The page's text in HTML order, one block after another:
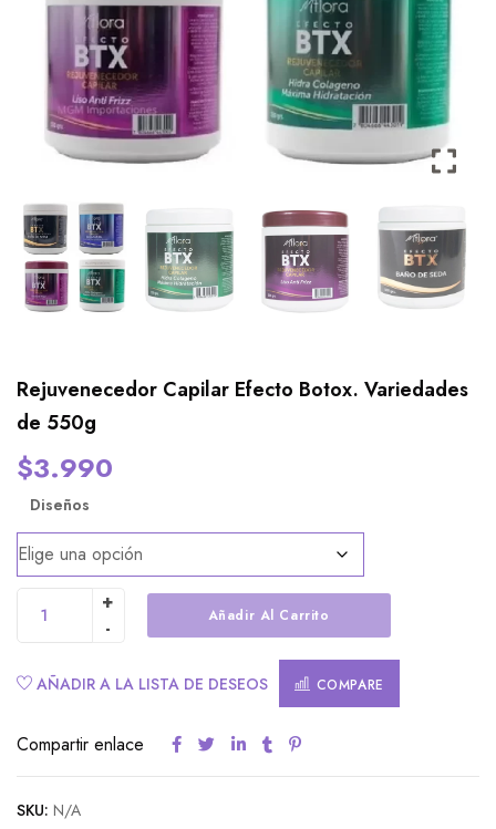
Rejuvenecedor Capilar Efecto Botox. Variedades
de 550g
$3.990
Diseños
Añadir Al Carrito
AÑADIR A LA LISTA DE DESEOS COMPARE
Compartir enlace
SKU: N/A